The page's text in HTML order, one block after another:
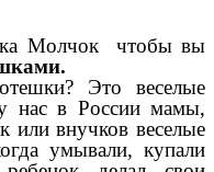
Молчок чтобы вы
Это веселые
нас в России мамы,
или внучков веселые
умывали, купали